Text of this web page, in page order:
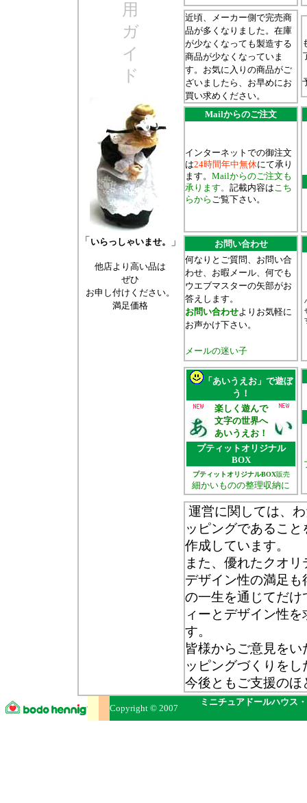
用
ガ
イ
ド
「 いらっしゃいませ。 」
他店より高い品は
ぜひ
お申し付けください。
満足価格
近頃、メーカー側で完売商
品が多くなりました。在庫
が少なくなっても製造する
商品が少なくなっていま
す。お気に入りの商品がご
ざいましたら、お早めにお
買い求めください。
Mailからのご注文
インターネットでの御注文
は24時間年中無休にて承り
ます。 Mailからのご注文も
承ります。 記載内容はこち
らから ご覧下さい。
お問い合わせ
何なりとご質問、お問い合
わせ、お暇メール、何でも
ウエブマスターの矢部がお
答えします。
お問い合わせよりお気軽に
お声かけ下さい。
メールの迷い子
「あいうえお」で遊ぼ
う！
楽しく遊んで
文字の世界へ
あいうえお！
プティットオリジナル
BOX
プティットオリジナルBOX販売
細かいものの整理収納に
運営に関しては、
ッピングであるこ
作成しています。
また、優れたクオ
デザイン性の満足
の一生を通じてだ
ィーとデザイン性
す。
皆様からご意見を
ッピングづくりを
今後ともご支援の
Copyright © 2007
ミニチュアドールハウス